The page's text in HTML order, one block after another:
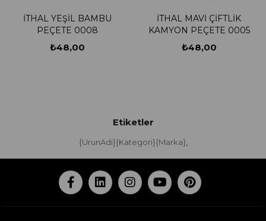
İTHAL YEŞİL BAMBU
PEÇETE 0008
₺48,00
İTHAL MAVİ ÇİFTLİK
KAMYON PEÇETE 0005
₺48,00
Etiketler
{UrunAdi}{Kategori}{Marka},